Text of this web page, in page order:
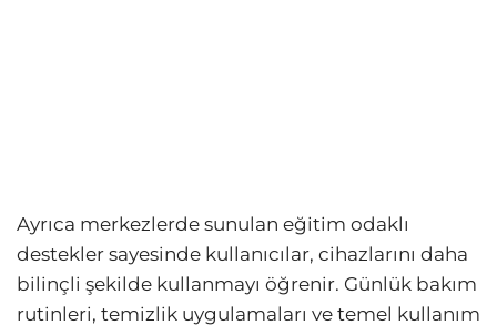
Ayrıca merkezlerde sunulan eğitim odaklı
destekler sayesinde kullanıcılar, cihazlarını daha
bilinçli şekilde kullanmayı öğrenir. Günlük bakım
rutinleri, temizlik uygulamaları ve temel kullanım